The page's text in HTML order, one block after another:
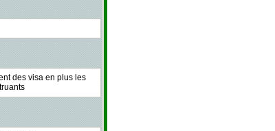
des visa en plus les